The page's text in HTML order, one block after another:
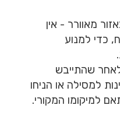
מאוורר - אין
כדי למנוע
שהתייבש
למסילה או הניחו
למיקומו המקורי.